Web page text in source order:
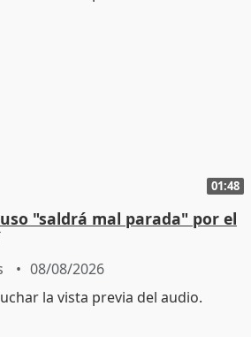
01:48
"saldrá mal parada" por el
08/08/2026